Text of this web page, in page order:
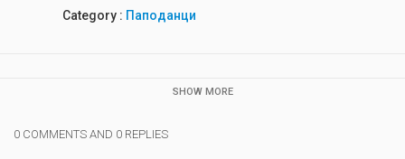
Category : Паподанци
SHOW MORE
0 COMMENTS AND 0 REPLIES